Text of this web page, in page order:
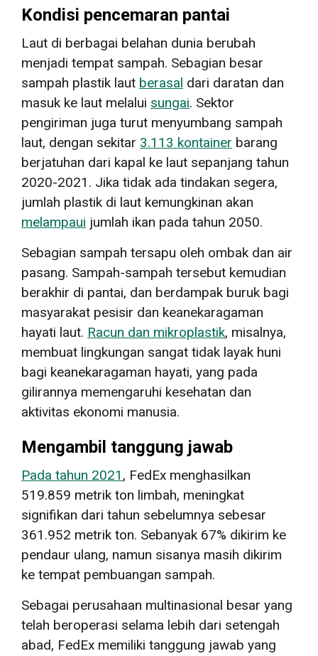
Kondisi pencemaran pantai
Laut di berbagai belahan dunia berubah
menjadi tempat sampah. Sebagian besar
sampah plastik laut berasal dari daratan dan
masuk ke laut melalui sungai. Sektor
pengiriman juga turut menyumbang sampah
laut, dengan sekitar 3.113 kontainer barang
berjatuhan dari kapal ke laut sepanjang tahun
2020-2021. Jika tidak ada tindakan segera,
jumlah plastik di laut kemungkinan akan
melampaui jumlah ikan pada tahun 2050.
Sebagian sampah tersapu oleh ombak dan air
pasang. Sampah-sampah tersebut kemudian
berakhir di pantai, dan berdampak buruk bagi
masyarakat pesisir dan keanekaragaman
hayati laut. Racun dan mikroplastik, misalnya,
membuat lingkungan sangat tidak layak huni
bagi keanekaragaman hayati, yang pada
gilirannya memengaruhi kesehatan dan
aktivitas ekonomi manusia.
Mengambil tanggung jawab
Pada tahun 2021 , FedEx menghasilkan
519.859 metrik ton limbah, meningkat
signifikan dari tahun sebelumnya sebesar
361.952 metrik ton. Sebanyak 67% dikirim ke
pendaur ulang, namun sisanya masih dikirim
ke tempat pembuangan sampah.
Sebagai perusahaan multinasional besar yang
telah beroperasi selama lebih dari setengah
abad, FedEx memiliki tanggung jawab yang